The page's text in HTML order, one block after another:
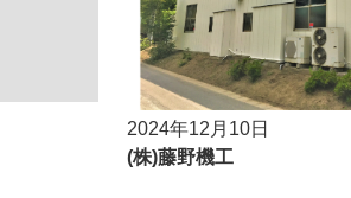
2024年12月10日
(株)藤野機工